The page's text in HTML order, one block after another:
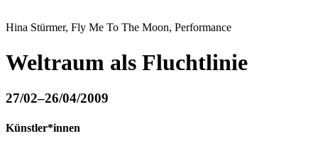
Hina Stürmer, Fly Me To The Moon, Performance
Weltraum als Fluchtlinie
27/02–26/04/2009
Künstler*innen